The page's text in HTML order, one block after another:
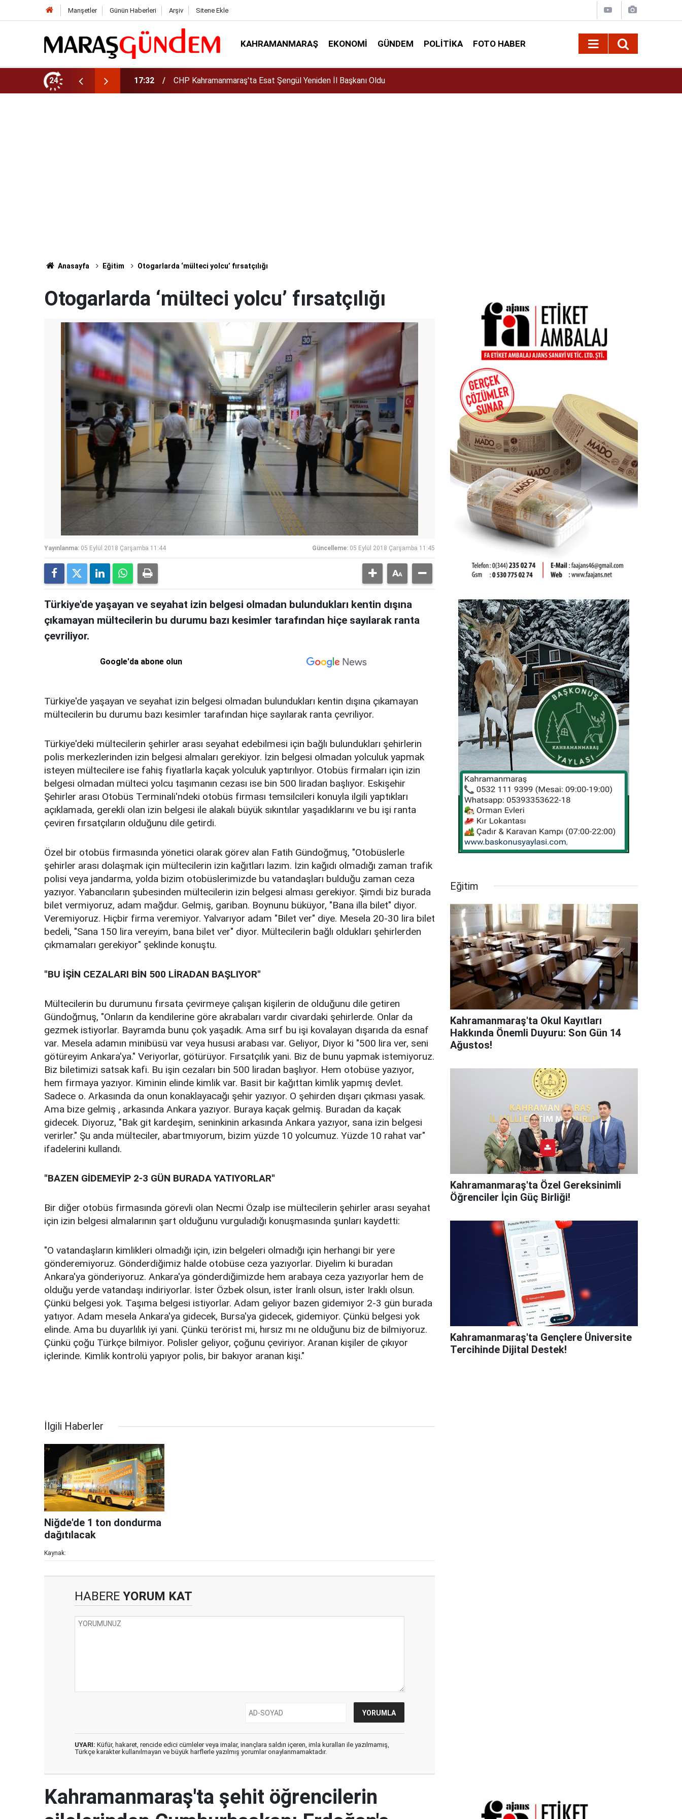
Manşetler Günün Haberleri Arşiv Sitene Ekle
KAHRAMANMARAŞ EKONOMI GÜNDEM POLITIKA FOTO HABER
24 17:08 Altın daha yükselir mi? Altın almalı mı? Satmalı mı? Uzmanlar ne diyor?
Anasayfa Eğitim Otogarlarda ‘mülteci yolcu’ fırsatçılığı
Otogarlarda ‘mülteci yolcu’ fırsatçılığı
Yayınlanma: 05 Eylül 2018 Çarşamba 11:44 Güncelleme: 05 Eylül 2018 Çarşamba 11:45
Türkiye'de yaşayan ve seyahat izin belgesi olmadan bulundukları kentin dışına
çıkamayan mültecilerin bu durumu bazı kesimler tarafından hiçe sayılarak ranta
çevriliyor.
Google'da abone olun
Türkiye'de yaşayan ve seyahat izin belgesi olmadan bulundukları kentin dışına çıkamayan
mültecilerin bu durumu bazı kesimler tarafından hiçe sayılarak ranta çevriliyor.
Türkiye'deki mültecilerin şehirler arası seyahat edebilmesi için bağlı bulundukları şehirlerin
polis merkezlerinden izin belgesi almaları gerekiyor. İzin belgesi olmadan yolculuk yapmak
isteyen mültecilere ise fahiş fiyatlarla kaçak yolculuk yaptırılıyor. Otobüs firmaları için izin
belgesi olmadan mülteci yolcu taşımanın cezası ise bin 500 liradan başlıyor. Eskişehir
Şehirler arası Otobüs Terminali'ndeki otobüs firması temsilcileri konuyla ilgili yaptıkları
açıklamada, gerekli olan izin belgesi ile alakalı büyük sıkıntılar yaşadıklarını ve bu işi ranta
çeviren fırsatçıların olduğunu dile getirdi.
Özel bir otobüs firmasında yönetici olarak görev alan Fatih Gündoğmuş, "Otobüslerle
şehirler arası dolaşmak için mültecilerin izin kağıtları lazım. İzin kağıdı olmadığı zaman trafik
polisi veya jandarma, yolda bizim otobüslerimizde bu vatandaşları bulduğu zaman ceza
yazıyor. Yabancıların şubesinden mültecilerin izin belgesi alması gerekiyor. Şimdi biz burada
bilet vermiyoruz, adam mağdur. Gelmiş, gariban. Boynunu büküyor, "Bana illa bilet" diyor.
Veremiyoruz. Hiçbir firma veremiyor. Yalvarıyor adam "Bilet ver" diye. Mesela 20-30 lira bilet
bedeli, "Sana 150 lira vereyim, bana bilet ver" diyor. Mültecilerin bağlı oldukları şehirlerden
çıkmamaları gerekiyor" şeklinde konuştu.
"BU İŞİN CEZALARI BİN 500 LİRADAN BAŞLIYOR"
Mültecilerin bu durumunu fırsata çevirmeye çalışan kişilerin de olduğunu dile getiren
Gündoğmuş, "Onların da kendilerine göre akrabaları vardır civardaki şehirlerde. Onlar da
gezmek istiyorlar. Bayramda bunu çok yaşadık. Ama sırf bu işi kovalayan dışarıda da esnaf
var. Mesela adamın minibüsü var veya hususi arabası var. Geliyor, Diyor ki "500 lira ver, seni
götüreyim Ankara'ya." Veriyorlar, götürüyor. Fırsatçılık yani. Biz de bunu yapmak istemiyoruz.
Biz biletimizi satsak kafi. Bu işin cezaları bin 500 liradan başlıyor. Hem otobüse yazıyor,
hem firmaya yazıyor. Kiminin elinde kimlik var. Basit bir kağıttan kimlik yapmış devlet.
Sadece o. Arkasında da onun konaklayacağı şehir yazıyor. O şehirden dışarı çıkması yasak.
Ama bize gelmiş , arkasında Ankara yazıyor. Buraya kaçak gelmiş. Buradan da kaçak
gidecek. Diyoruz, "Bak git kardeşim, seninkinin arkasında Ankara yazıyor, sana izin belgesi
verirler." Şu anda mülteciler, abartmıyorum, bizim yüzde 10 yolcumuz. Yüzde 10 rahat var"
ifadelerini kullandı.
"BAZEN GİDEMEYİP 2-3 GÜN BURADA YATIYORLAR"
Bir diğer otobüs firmasında görevli olan Necmi Özalp ise mültecilerin şehirler arası seyahat
için izin belgesi almalarının şart olduğunu vurguladığı konuşmasında şunları kaydetti:
"O vatandaşların kimlikleri olmadığı için, izin belgeleri olmadığı için herhangi bir yere
gönderemiyoruz. Gönderdiğimiz halde otobüse ceza yazıyorlar. Diyelim ki buradan
Ankara'ya gönderiyoruz. Ankara'ya gönderdiğimizde hem arabaya ceza yazıyorlar hem de
olduğu yerde vatandaşı indiriyorlar. İster Özbek olsun, ister İranlı olsun, ister Iraklı olsun.
Çünkü belgesi yok. Taşıma belgesi istiyorlar. Adam geliyor bazen gidemiyor 2-3 gün burada
yatıyor. Adam mesela Ankara'ya gidecek, Bursa'ya gidecek, gidemiyor. Çünkü belgesi yok
elinde. Ama bu duyarlılık iyi yani. Çünkü terörist mi, hırsız mı ne olduğunu biz de bilmiyoruz.
Çünkü çoğu Türkçe bilmiyor. Polisler geliyor, çoğunu çeviriyor. Aranan kişiler de çıkıyor
içlerinde. Kimlik kontrolü yapıyor polis, bir bakıyor aranan kişi."
İlgili Haberler
Niğde'de 1 ton dondurma
dağıtılacak
Kaynak:
HABERE YORUM KAT
UYARI: Küfür, hakaret, rencide edici cümleler veya imalar, inançlara saldırı içeren, imla kuralları ile yazılmamış,
Türkçe karakter kullanılmayan ve büyük harflerle yazılmış yorumlar onaylanmamaktadır.
Eğitim
Kahramanmaraş'ta Okul Kayıtları
Hakkında Önemli Duyuru: Son Gün 14
Ağustos!
Kahramanmaraş'ta Özel Gereksinimli
Öğrenciler İçin Güç Birliği!
Kahramanmaraş'ta Gençlere Üniversite
Tercihinde Dijital Destek!
Kahramanmaraş'ta şehit öğrencilerin